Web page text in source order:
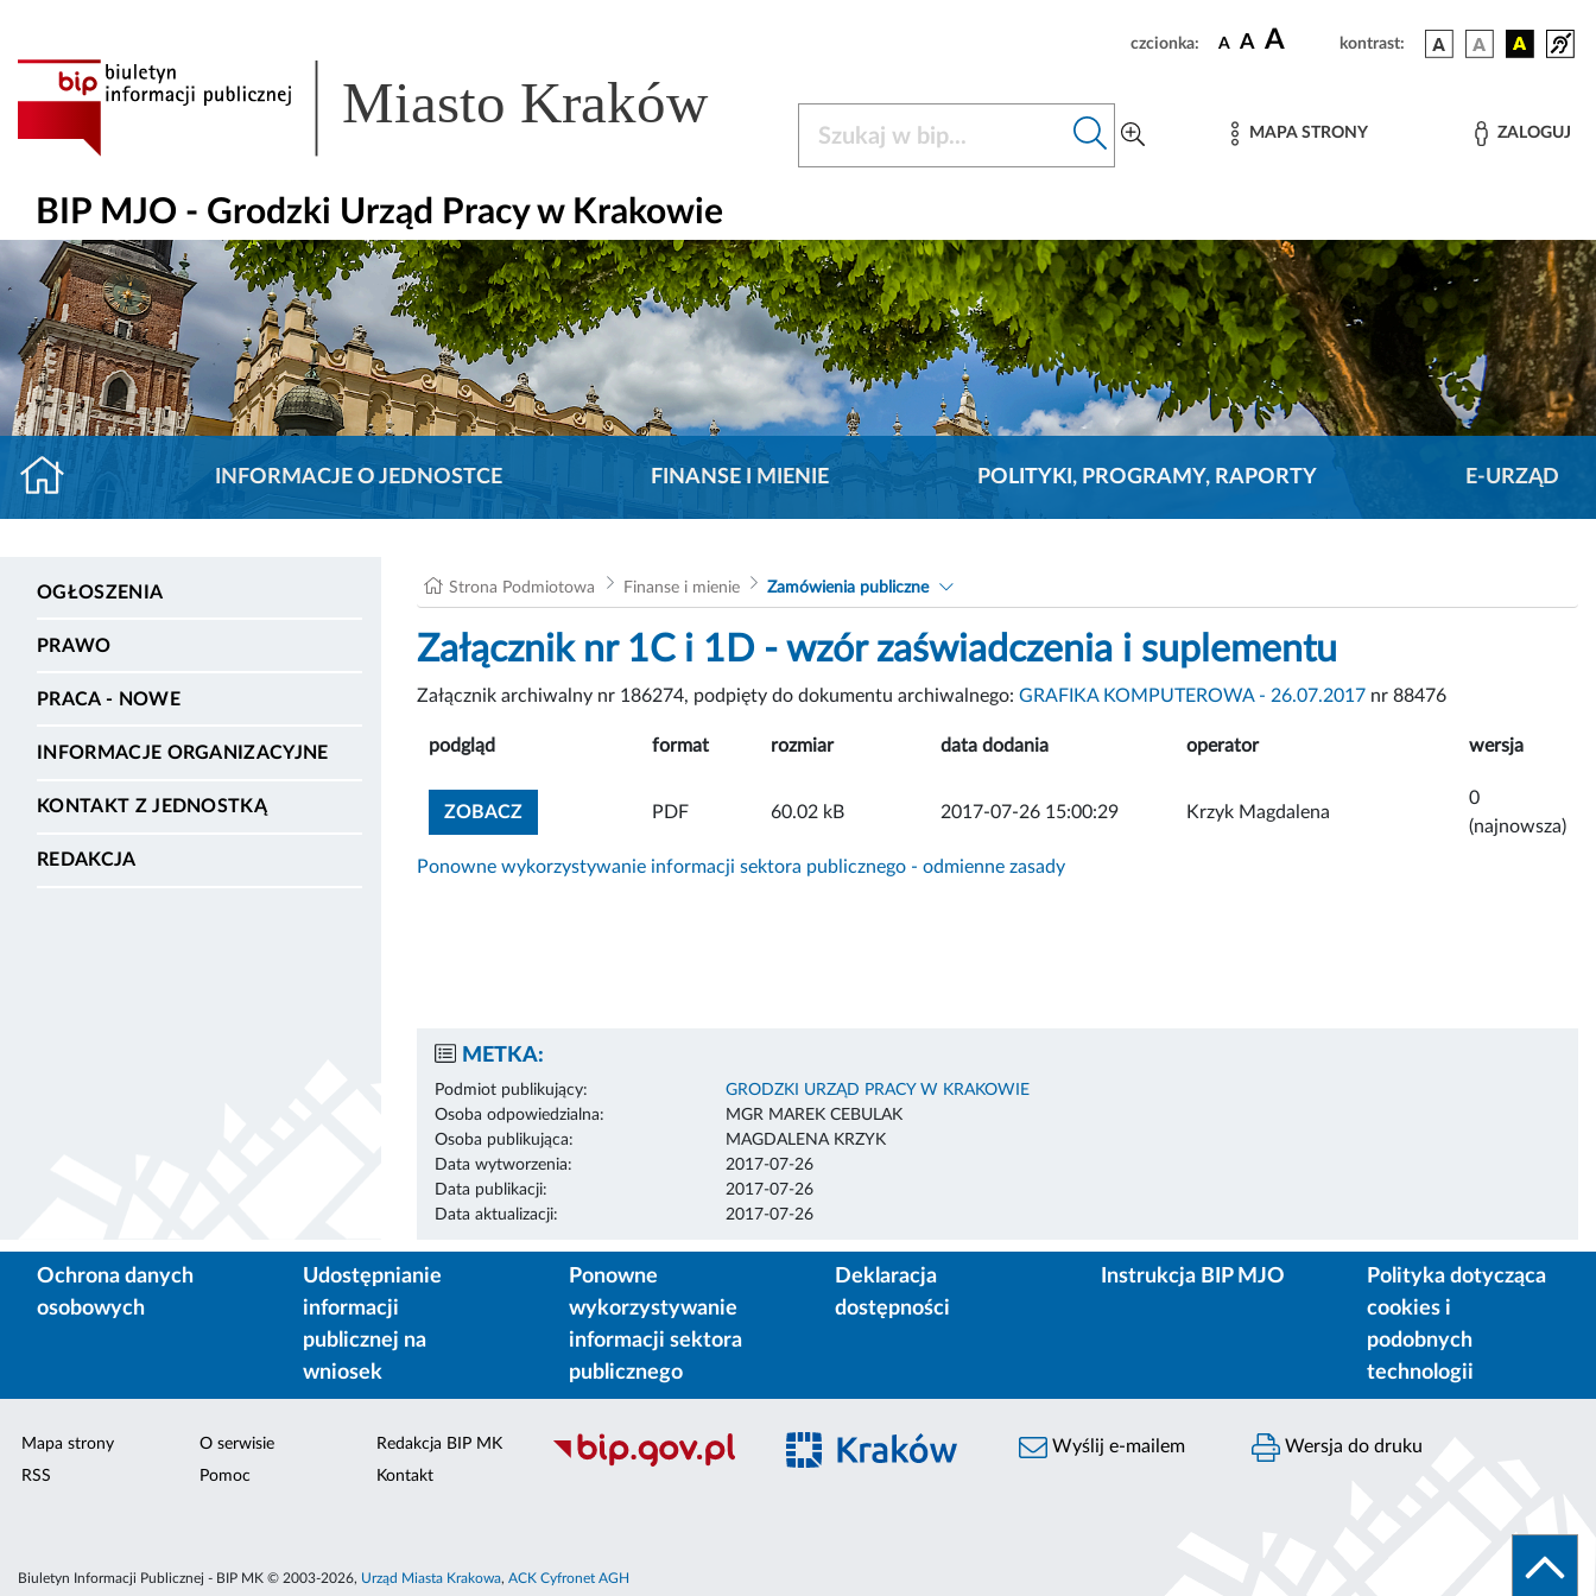
czcionka: A A A kontrast:
Miasto Kraków MAPA STRONY ZALOGUJ
BIP MJO - Grodzki Urząd Pracy w Krakowie
INFORMACJE O JEDNOSTCE FINANSE I MIENIE POLITYKI, PROGRAMY, RAPORTY E-URZĄD
OGŁOSZENIA
PRAWO
PRACA - NOWE
INFORMACJE ORGANIZACYJNE
KONTAKT Z JEDNOSTKĄ
REDAKCJA
Strona Podmiotowa Finanse i mienie Zamówienia publiczne
Załącznik nr 1C i 1D - wzór zaświadczenia i suplementu
Załącznik archiwalny nr 186274, podpięty do dokumentu archiwalnego: GRAFIKA KOMPUTEROWA - 26.07.2017 nr 88476
podgląd format rozmiar data dodania operator wersja
ZOBACZZOBACZ ZAŁĄCZNIK
PDF 60.02 kB 2017-07-26 15:00:29 Krzyk Magdalena
0
(najnowsza)
Ponowne wykorzystywanie informacji sektora publicznego - odmienne zasady
METKA:
Podmiot publikujący:
GRODZKI URZĄD PRACY W KRAKOWIE
Osoba odpowiedzialna:
MGR MAREK CEBULAK
Osoba publikująca:
MAGDALENA KRZYK
Data wytworzenia:
2017-07-26
Data publikacji:
2017-07-26
Data aktualizacji:
2017-07-26
Ochrona danych
osobowych
Udostępnianie
informacji
publicznej na
wniosek
Ponowne
wykorzystywanie
informacji sektora
publicznego
Deklaracja
dostępności
Instrukcja BIP MJO
Polityka dotycząca
cookies i
podobnych
technologii
Mapa strony
RSS
O serwisie
Pomoc
Redakcja BIP MK
Kontakt
Wyślij e-mailem Wersja do druku
Biuletyn Informacji Publicznej - BIP MK © 2003-2026, Urząd Miasta Krakowa, ACK Cyfronet AGH